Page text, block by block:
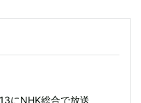
にNHK総合で放送